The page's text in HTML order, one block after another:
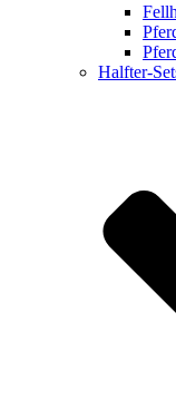
Halfter-